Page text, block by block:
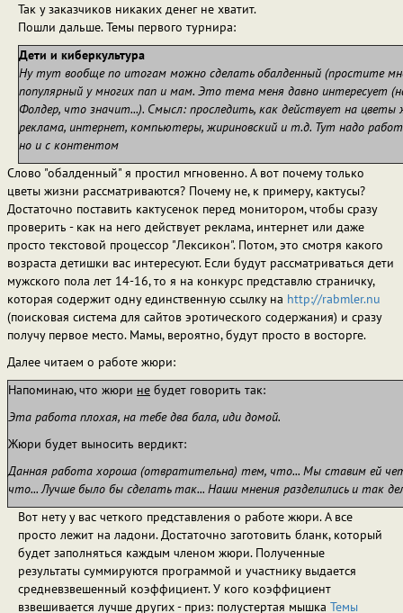
Так у заказчиков никаких денег не хватит.
Пошли дальше. Темы первого турнира:
Дети и киберкультура
Ну тут вообще по итогам можно сделать обалденный (простите
популярный у многих пап и мам. Это тема меня давно интересует
Фолдер, что значит...). Смысл: проследить, как действует на цветы
реклама, интернет, компьютеры, жириновский и т.д. Тут надо
но и с контентом
Слово "обалденный" я простил мгновенно. А вот почему только
цветы жизни рассматриваются? Почему не, к примеру, кактусы?
Достаточно поставить кактусенок перед монитором, чтобы сразу
проверить - как на него действует реклама, интернет или даже
просто текстовой процессор "Лексикон". Потом, это смотря какого
возраста детишки вас интересуют. Если будут рассматриваться дети
мужского пола лет 14-16, то я на конкурс представлю страничку,
которая содержит одну единственную ссылку на http://rabmler.nu
(поисковая система для сайтов эротического содержания) и сразу
получу первое место. Мамы, вероятно, будут просто в восторге.
Далее читаем о работе жюри:
Напоминаю, что жюри не будет говорить так:
Эта работа плохая, на тебе два бала, иди домой.
Жюри будет выносить вердикт:
Данная работа хороша (отвратительна) тем, что... Мы ставим ей
что... Лучше было бы сделать так... Наши мнения разделились и так
Вот нету у вас четкого представления о работе жюри. А все
просто лежит на ладони. Достаточно заготовить бланк, который
будет заполняться каждым членом жюри. Полученные
результаты суммируются программой и участнику выдается
средневзвешенный коэффициент. У кого коэффициент
взвешивается лучше других - приз: полустертая мышка Темы